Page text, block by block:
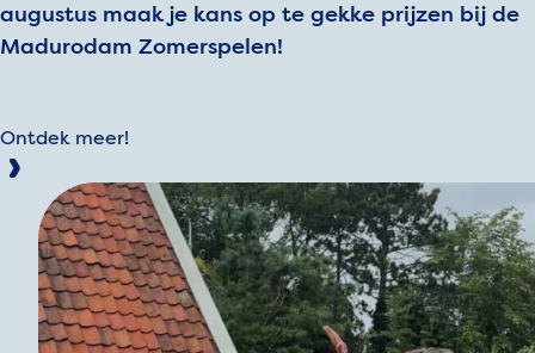
augustus maak je kans op te gekke prijzen bij de
Madurodam Zomerspelen!
Ontdek meer!